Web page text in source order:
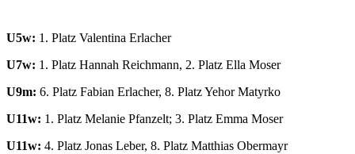
U5w: 1. Platz Valentina Erlacher
U7w: 1. Platz Hannah Reichmann, 2. Platz Ella Moser
U9m: 6. Platz Fabian Erlacher, 8. Platz Yehor Matyrko
U11w: 1. Platz Melanie Pfanzelt; 3. Platz Emma Moser
U11w: 4. Platz Jonas Leber, 8. Platz Matthias Obermayr